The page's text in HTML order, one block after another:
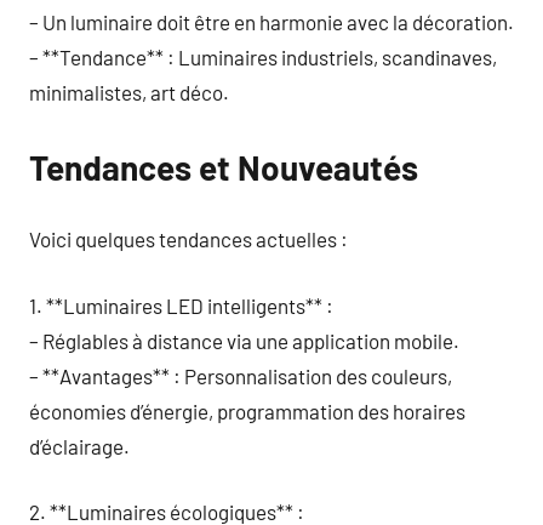
– Un luminaire doit être en harmonie avec la décoration.
– **Tendance** : Luminaires industriels, scandinaves,
minimalistes, art déco.
Tendances et Nouveautés
Voici quelques tendances actuelles :
1. **Luminaires LED intelligents** :
– Réglables à distance via une application mobile.
– **Avantages** : Personnalisation des couleurs,
économies d’énergie, programmation des horaires
d’éclairage.
2. **Luminaires écologiques** :